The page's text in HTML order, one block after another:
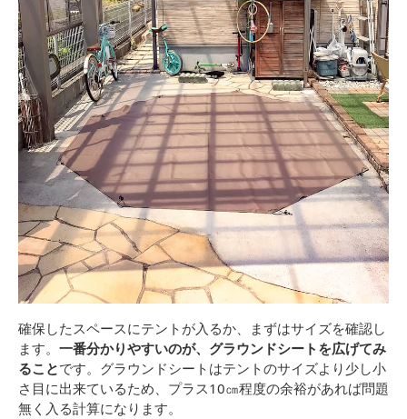
確保したスペースにテントが入るか、まずはサイズを確認し
ます。 一番分かりやすいのが、グラウンドシートを広げてみ
ることです。グラウンドシートはテントのサイズより少し小
さ目に出来ているため、プラス10㎝程度の余裕があれば問題
無く入る計算になります。